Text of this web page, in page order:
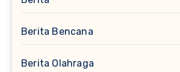
Berita Bencana
Berita Olahraga